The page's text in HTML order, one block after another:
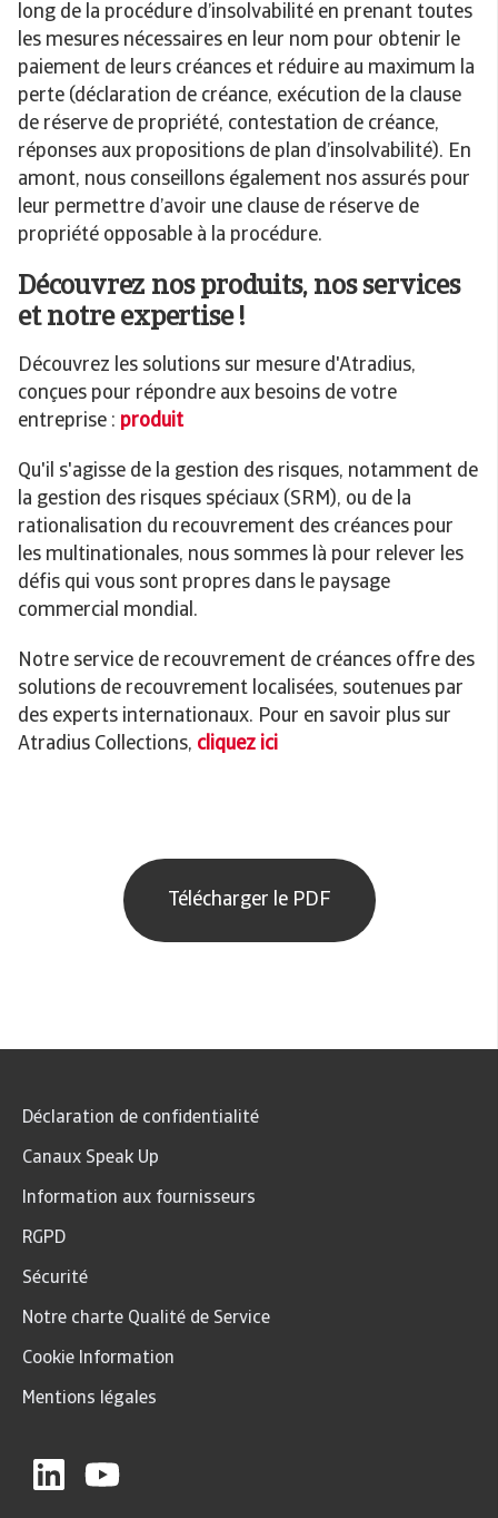
long de la procédure d’insolvabilité en prenant toutes
les mesures nécessaires en leur nom pour obtenir le
paiement de leurs créances et réduire au maximum la
perte (déclaration de créance, exécution de la clause
de réserve de propriété, contestation de créance,
réponses aux propositions de plan d’insolvabilité). En
amont, nous conseillons également nos assurés pour
leur permettre d’avoir une clause de réserve de
propriété opposable à la procédure.
Découvrez nos produits, nos services
et notre expertise !
Découvrez les solutions sur mesure d'Atradius,
conçues pour répondre aux besoins de votre
entreprise : produit
Qu'il s'agisse de la gestion des risques, notamment de
la gestion des risques spéciaux (SRM), ou de la
rationalisation du recouvrement des créances pour
les multinationales, nous sommes là pour relever les
défis qui vous sont propres dans le paysage
commercial mondial.
Notre service de recouvrement de créances offre des
solutions de recouvrement localisées, soutenues par
des experts internationaux. Pour en savoir plus sur
Atradius Collections, cliquez ici
Télécharger le PDF
Déclaration de confidentialité
Canaux Speak Up
Information aux fournisseurs
RGPD
Sécurité
Notre charte Qualité de Service
Cookie Information
Mentions légales